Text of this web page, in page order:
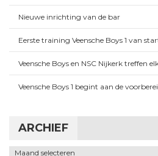
Nieuwe inrichting van de bar
Eerste training Veensche Boys 1 van
Veensche Boys en NSC Nijkerk treffen
Veensche Boys 1 begint aan de
ARCHIEF
Archief